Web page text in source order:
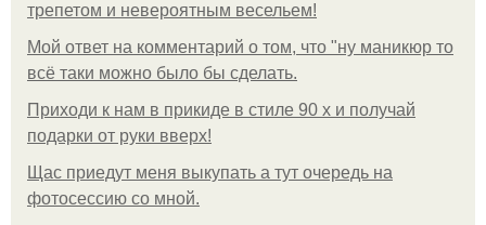
трепетом и невероятным весельем!
Мой ответ на комментарий о том, что "ну маникюр то
всё таки можно было бы сделать.
Приходи к нам в прикиде в стиле 90 х и получай
подарки от руки вверх!
Щас приедут меня выкупать а тут очередь на
фотосессию со мной.